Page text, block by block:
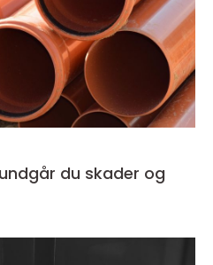
du skader og